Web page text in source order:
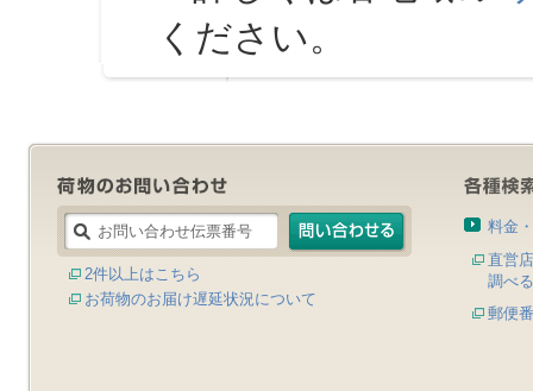
ください。
2件以上はこちら
お荷物のお届け遅延状況について
料金
直営
調べる
郵便